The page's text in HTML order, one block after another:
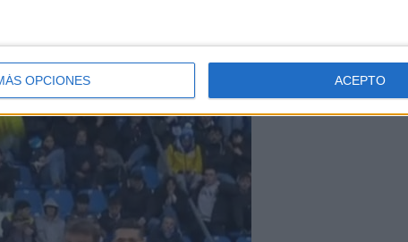
OPCIONES ACEPTO